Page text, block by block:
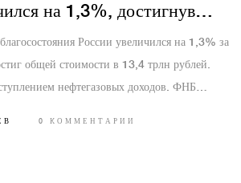
на 1,3%, достигнув
России увеличился на 1,3% за
общей стоимости в 13,4 трлн рублей.
нефтегазовых доходов. ФНБ
0 КОММЕНТАРИИ